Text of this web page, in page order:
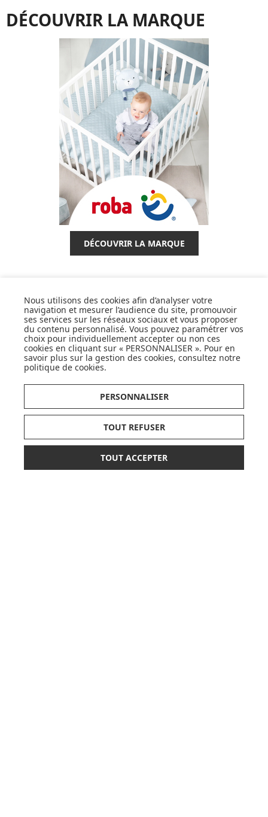
DÉCOUVRIR LA MARQUE
DÉCOUVRIR LA MARQUE
139,90 € AJOUTER AU PANIER
SUIVEZ NOS ACTUS,
NOUVEAUTÉS, OFFRES...
OK
LISTE DE NAISSANCE
JE DÉCOUVRE
Nous utilisons des cookies afin d’analyser votre
navigation et mesurer l’audience du site, promouvoir
ses services sur les réseaux sociaux et vous proposer
du contenu personnalisé. Vous pouvez paramétrer vos
choix pour individuellement accepter ou non ces
cookies en cliquant sur « PERSONNALISER ». Pour en
savoir plus sur la gestion des cookies, consultez notre
politique de cookies.
PERSONNALISER
TOUT REFUSER
TOUT ACCEPTER